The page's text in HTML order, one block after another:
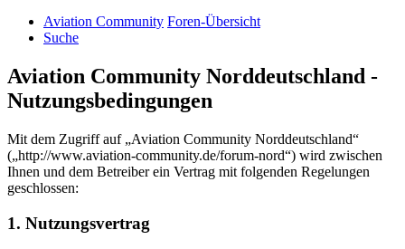
Aviation Community Foren-Übersicht
Suche
Aviation Community Norddeutschland -
Nutzungsbedingungen
Mit dem Zugriff auf „Aviation Community Norddeutschland“
(„http://www.aviation-community.de/forum-nord“) wird zwischen
Ihnen und dem Betreiber ein Vertrag mit folgenden Regelungen
geschlossen:
1. Nutzungsvertrag